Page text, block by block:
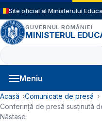
Sari la conținutul principal
Site oficial al Ministerului
GUVERNUL ROMÂNIEI
MINISTERUL
Caută
Meniu
Navigație principală
Cale de navigare
Acasă
Comunicate de presă
Conferință de presă susținută
Năstase